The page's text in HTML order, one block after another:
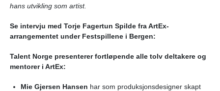
hans utvikling som artist.
Se intervju med Torje Fagertun Spilde fra ArtEx-
arrangementet under Festspillene i Bergen:
Talent Norge presenterer fortløpende alle tolv deltakere og
mentorer i ArtEx:
Mie Gjersen Hansen har som produksjonsdesigner skapt